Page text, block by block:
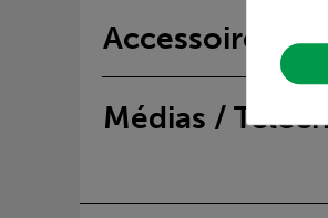
Accessoires
Médias /